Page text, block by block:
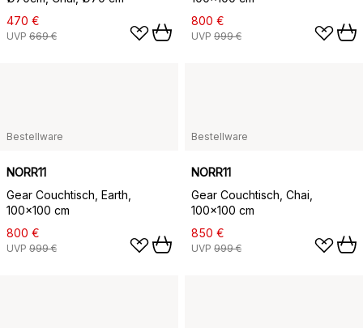
470 €
UVP 669 €
800 €
UVP 999 €
Bestellware
NORR11
Gear Couchtisch, Earth,
100x100 cm
800 €
UVP 999 €
Bestellware
NORR11
Gear Couchtisch, Chai,
100x100 cm
850 €
UVP 999 €